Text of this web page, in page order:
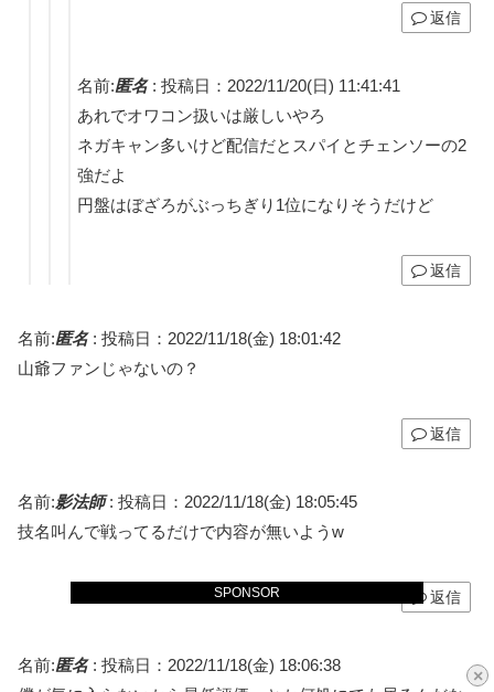
×
SPONSOR
返信
名前:匿名: 投稿日：2022/11/20(日) 11:41:41
あれでオワコン扱いは厳しいやろ
ネガキャン多いけど配信だとスパイとチェンソーの2
強だよ
円盤はぼざろがぶっちぎり1位になりそうだけど
返信
名前:匿名: 投稿日：2022/11/18(金) 18:01:42
山爺ファンじゃないの？
返信
名前:影法師: 投稿日：2022/11/18(金) 18:05:45
技名叫んで戦ってるだけで内容が無いようw
返信
名前:匿名: 投稿日：2022/11/18(金) 18:06:38